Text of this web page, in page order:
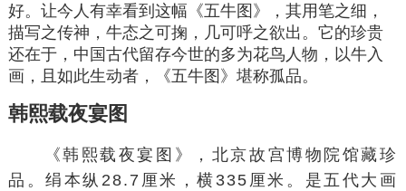
好。让今人有幸看到这幅《五牛图》，其用笔之细，
描写之传神，牛态之可掬，几可呼之欲出。它的珍贵
还在于，中国古代留存今世的多为花鸟人物，以牛入
画，且如此生动者，《五牛图》堪称孤品。
韩熙载夜宴图
《韩熙载 夜宴图》，北京故宫博物院馆藏珍
品。绢本纵28.7厘米，横335厘米。是五代大画